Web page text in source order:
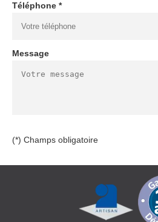
Téléphone *
Message
(*) Champs obligatoire